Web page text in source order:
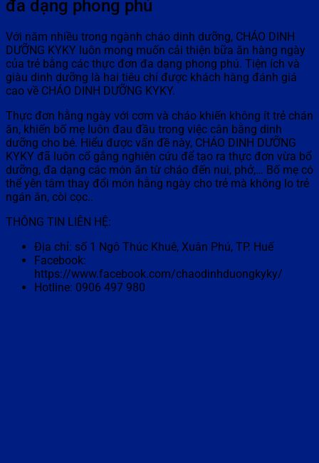
đa dạng phong phú
Với năm nhiều trong ngành cháo dinh dưỡng, CHÁO DINH
DƯỠNG KYKY luôn mong muốn cải thiện bữa ăn hàng ngày
của trẻ bằng các thực đơn đa dạng phong phú. Tiện ích và
giàu dinh dưỡng là hai tiêu chí được khách hàng đánh giá
cao về CHÁO DINH DƯỠNG KYKY.
Thực đơn hằng ngày với cơm và cháo khiến không ít trẻ chán
ăn, khiến bố mẹ luôn đau đầu trong việc cân bằng dinh
dưỡng cho bé. Hiểu được vấn đề này, CHÁO DINH DƯỠNG
KYKY đã luôn cố gắng nghiên cứu để tạo ra thực đơn vừa bổ
dưỡng, đa dạng các món ăn từ cháo đến nui, phở,… Bố mẹ có
thể yên tâm thay đổi món hằng ngày cho trẻ mà không lo trẻ
ngán ăn, còi cọc..
THÔNG TIN LIÊN HỆ:
Địa chỉ: số 1 Ngô Thúc Khuê, Xuân Phú, TP. Huế
Facebook:
https://www.facebook.com/chaodinhduongkyky/
Hotline: 0906 497 980